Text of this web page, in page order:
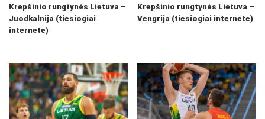
Krepšinio rungtynės Lietuva –
Juodkalnija (tiesiogiai
internete)
Krepšinio rungtynės Lietuva –
Vengrija (tiesiogiai internete)